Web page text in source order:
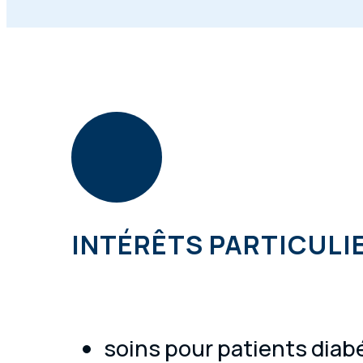
INTÉRÊTS
soins pour patients